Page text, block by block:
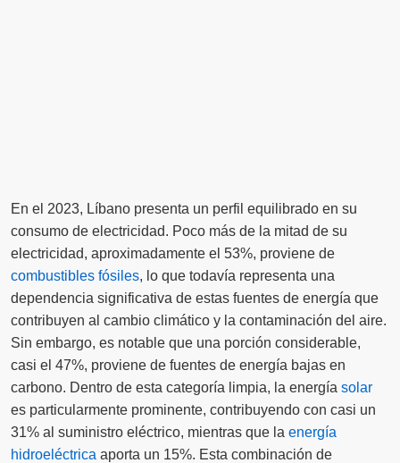
En el 2023, Líbano presenta un perfil equilibrado en su
consumo de electricidad. Poco más de la mitad de su
electricidad, aproximadamente el 53%, proviene de
combustibles fósiles, lo que todavía representa una
dependencia significativa de estas fuentes de energía que
contribuyen al cambio climático y la contaminación del aire.
Sin embargo, es notable que una porción considerable,
casi el 47%, proviene de fuentes de energía bajas en
carbono. Dentro de esta categoría limpia, la energía solar
es particularmente prominente, contribuyendo con casi un
31% al suministro eléctrico, mientras que la energía
hidroeléctrica aporta un 15%. Esta combinación de